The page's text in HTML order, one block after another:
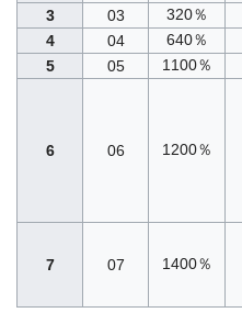
3
03 320％
4
04 640％
5
05 1100％
6 06 1200％
7 07 1400％